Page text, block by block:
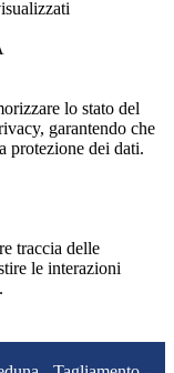
lo stato del
garantendo che
protezione dei dati.
traccia delle
le interazioni